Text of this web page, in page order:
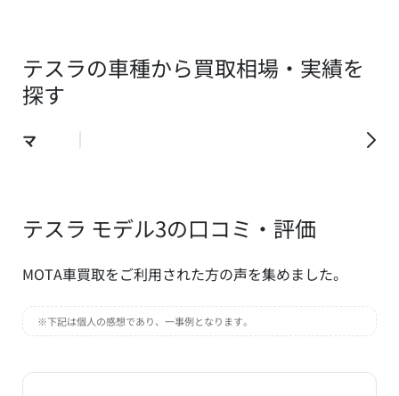
テスラの車種から買取相場・実績を
探す
マ
テスラ モデル3の口コミ・評価
MOTA車買取をご利用された方の声を集めました。
※下記は個人の感想であり、一事例となります。